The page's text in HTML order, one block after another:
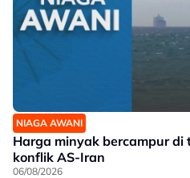
NIAGA AWANI
Harga minyak bercampur
konflik AS-Iran
06/08/2026